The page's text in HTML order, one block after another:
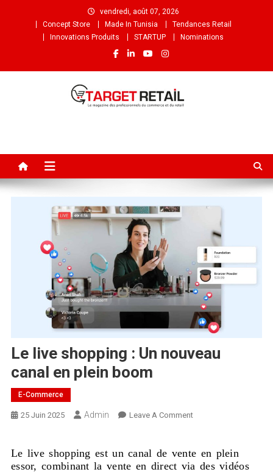
vendredi, août 07, 2026
Concept Store
Made In Tunisia
Tendances Retail
Innovations Produits
STARTUP Nominations
Le live shopping : Un nouveau
canal en plein boom
E-Commerce
25 Juin 2025 Admin Leave A Comment
Le live shopping est un canal de vente en plein
essor, combinant la vente en direct via des vidéos